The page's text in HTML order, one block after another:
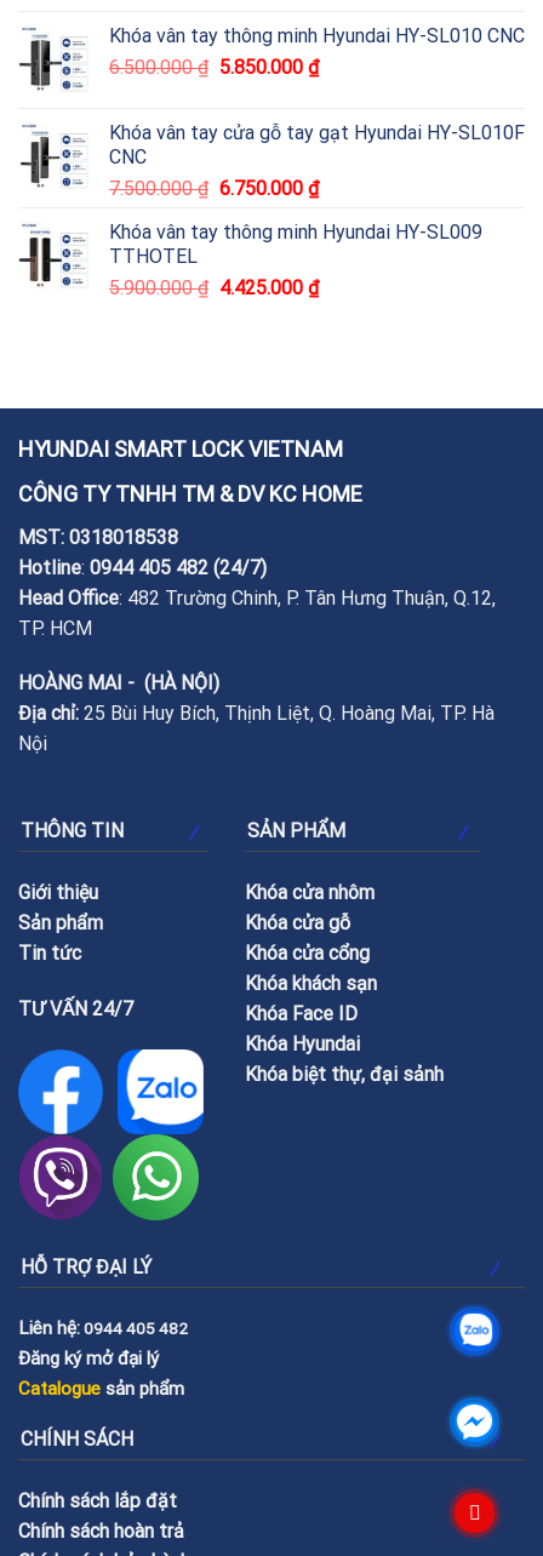
Khóa vân tay thông minh Hyundai HY-SL010 CNC
6.500.000₫ 5.850.000 ₫
Khóa vân tay cửa gỗ tay gạt Hyundai HY-SL010F
CNC
7.500.000₫ 6.750.000 ₫
Khóa vân tay thông minh Hyundai HY-SL009
TTHOTEL
5.900.000₫ 4.425.000 ₫
HYUNDAI SMART LOCK VIETNAM
CÔNG TY TNHH TM & DV KC HOME
MST: 0318018538
Hotline: 0944 405 482 (24/7)
Head Office: 482 Trường Chinh, P. Tân Hưng Thuận, Q.12,
TP. HCM
HOÀNG MAI - (HÀ NỘI)
Địa chỉ: 25 Bùi Huy Bích, Thịnh Liệt, Q. Hoàng Mai, TP. Hà
Nội
THÔNG TIN
Giới thiệu
Sản phẩm
Tin tức
TƯ VẤN 24/7
SẢN PHẨM
Khóa cửa nhôm
Khóa cửa gỗ
Khóa cửa cổng
Khóa khách sạn
Khóa Face ID
Khóa Hyundai
Khóa biệt thự, đại sảnh
HỖ TRỢ ĐẠI LÝ
Liên hệ:0944 405 482
Đăng ký mở đại lý
Catalogue sản phẩm
CHÍNH SÁCH
Chính sách lắp đặt
Chính sách hoàn trả